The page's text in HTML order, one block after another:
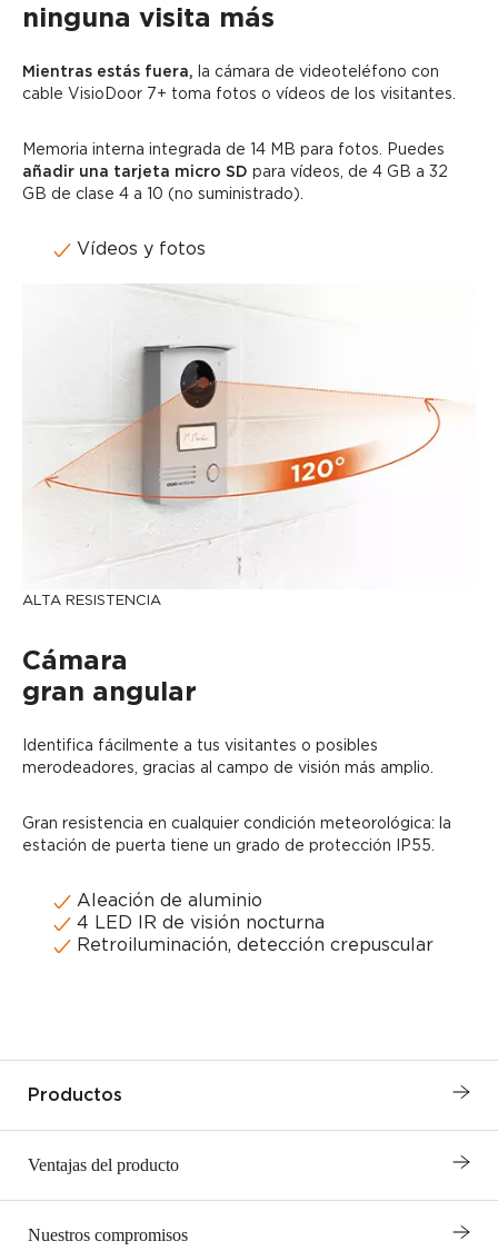
ninguna visita más
Mientras estás fuera, la cámara de videoteléfono con
cable VisioDoor 7+ toma fotos o vídeos de los visitantes.
Memoria interna integrada de 14 MB para fotos. Puedes
añadir una tarjeta micro SD para vídeos, de 4 GB a 32
GB de clase 4 a 10 (no suministrado).
Vídeos y fotos
ALTA RESISTENCIA
Cámara
gran angular
Identifica fácilmente a tus visitantes o posibles
merodeadores, gracias al campo de visión más amplio.
Gran resistencia en cualquier condición meteorológica: la
estación de puerta tiene un grado de protección IP55.
Aleación de aluminio
4 LED IR de visión nocturna
Retroiluminación, detección crepuscular
Productos
Ventajas del producto
Nuestros compromisos